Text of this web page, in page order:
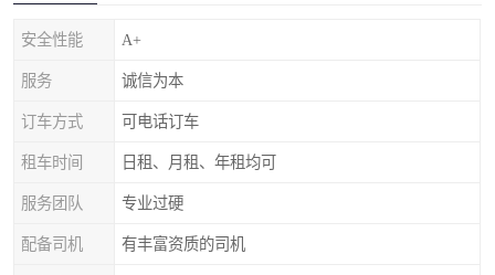
安全性能 A+
服务 诚信为本
订车方式 可电话订车
租车时间 日租、月租、年租均可
服务团队 专业过硬
配备司机 有丰富资质的司机